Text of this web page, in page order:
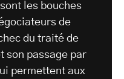
les bouches
de
du traité de
son passage par
permettent aux